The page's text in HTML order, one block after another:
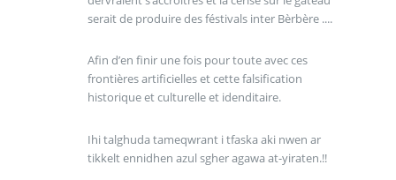
serait de produire des féstivals inter Bèrbère ....
Afin d’en finir une fois pour toute avec ces
frontières artificielles et cette falsification
historique et culturelle et idenditaire.
Ihi talghuda tameqwrant i tfaska aki nwen ar
tikkelt ennidhen azul sgher agawa at-yiraten.!!